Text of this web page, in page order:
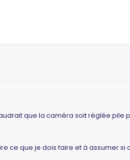
que la caméra soit réglée pile
ce que je dois faire et à assumer si